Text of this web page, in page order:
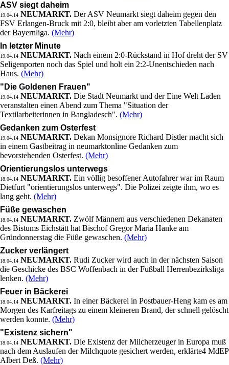
ASV siegt daheim
19.04.14 NEUMARKT. Der ASV Neumarkt siegt daheim gegen den
FSV Erlangen-Bruck mit 2:0, bleibt aber am vorletzten Tabellenplatz
der Bayernliga. (Mehr)
In letzter Minute
19.04.14 NEUMARKT. Nach einem 2:0-Rückstand in Hof dreht der SV
Seligenporten noch das Spiel und holt ein 2:2-Unentschieden nach
Haus. (Mehr)
"Die Goldenen Frauen"
19.04.14 NEUMARKT. Die Stadt Neumarkt und der Eine Welt Laden
veranstalten einen Abend zum Thema "Situation der
Textilarbeiterinnen in Bangladesch". (Mehr)
Gedanken zum Osterfest
19.04.14 NEUMARKT. Dekan Monsignore Richard Distler macht sich
in einem Gastbeitrag in neumarktonline Gedanken zum
bevorstehenden Osterfest. (Mehr)
Orientierungslos unterwegs
18.04.14 NEUMARKT. Ein völlig besoffener Autofahrer war im Raum
Dietfurt "orientierungslos unterwegs". Die Polizei zeigte ihm, wo es
lang geht. (Mehr)
Füße gewaschen
18.04.14 NEUMARKT. Zwölf Männern aus verschiedenen Dekanaten
des Bistums Eichstätt hat Bischof Gregor Maria Hanke am
Gründonnerstag die Füße gewaschen. (Mehr)
Zucker verlängert
18.04.14 NEUMARKT. Rudi Zucker wird auch in der nächsten Saison
die Geschicke des BSC Woffenbach in der Fußball Herrenbezirksliga
lenken. (Mehr)
Feuer in Bäckerei
18.04.14 NEUMARKT. In einer Bäckerei in Postbauer-Heng kam es am
Morgen des Karfreitags zu einem kleineren Brand, der schnell gelöscht
werden konnte. (Mehr)
"Existenz sichern"
18.04.14 NEUMARKT. Die Existenz der Milcherzeuger in Europa muß
nach dem Auslaufen der Milchquote gesichert werden, erklärte4 MdEP
Albert Deß. (Mehr)